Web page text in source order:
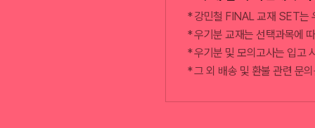
강민철 FINAL 교재 SET는
우기분 교재는 선택과목에
우기분 및 모의고사는 입고
그 외 배송 및 환불 관련 문